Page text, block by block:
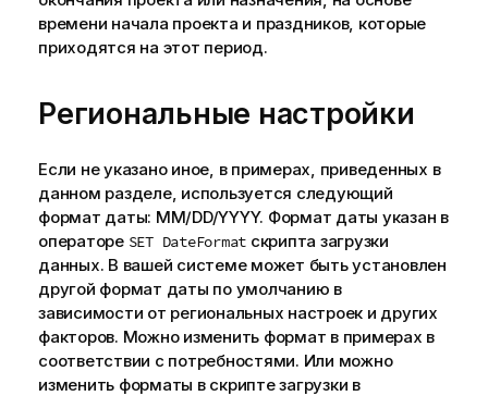
времени начала проекта и праздников, которые
приходятся на этот период.
Региональные настройки
Если не указано иное, в примерах, приведенных в
данном разделе, используется следующий
формат даты: MM/DD/YYYY. Формат даты указан в
операторе SET DateFormat скрипта загрузки
данных. В вашей системе может быть установлен
другой формат даты по умолчанию в
зависимости от региональных настроек и других
факторов. Можно изменить формат в примерах в
соответствии с потребностями. Или можно
изменить форматы в скрипте загрузки в